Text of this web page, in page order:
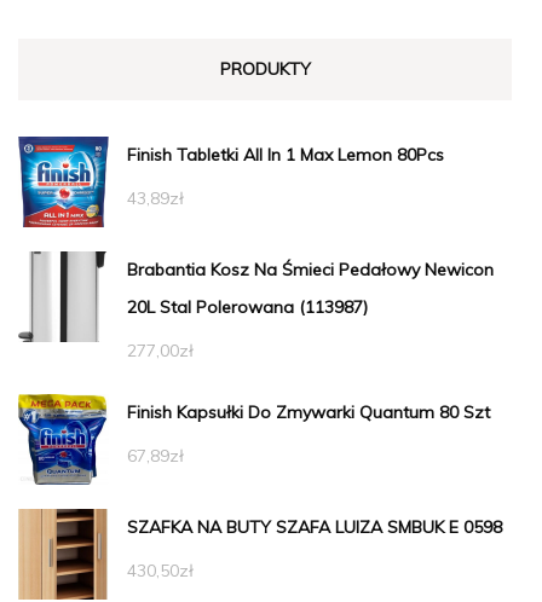
PRODUKTY
Finish Tabletki All In 1 Max Lemon 80Pcs
43,89zł
Brabantia Kosz Na Śmieci Pedałowy Newicon
20L Stal Polerowana (113987)
277,00zł
Finish Kapsułki Do Zmywarki Quantum 80 Szt
67,89zł
SZAFKA NA BUTY SZAFA LUIZA SMBUK E 0598
430,50zł